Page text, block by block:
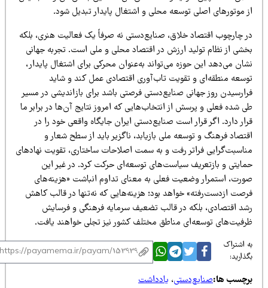
موتورهای اصلی توسعه محلی و اشتغال پایدار تبدیل شود.
چارچوب اقتصاد خلاق، صنایع‌دستی نه صرفاً یک فعالیت هنری، بلکه
از نظام تولید ارزش در اقتصاد محلی و ملی است. تجربه جهانی
می‌دهد این حوزه می‌تواند به‌عنوان محرکی برای اشتغال پایدار،
منطقه‌ای و تقویت تاب‌آوری اقتصادی عمل کند و شاید
روز جهانی صنایع‌دستی فرصتی باشد برای بازاندیشی در مسیر
شده فعلی و پرسش از انتخاب‌هایی که امروز نتایج آن‌ها در برابر ما
دارد. اگر قرار است صنایع‌دستی ایران جایگاه واقعی خود را در
فرهنگ و توسعه ملی بازیابد، ناگزیر باید از سطح شعار و
فراتر رفت و به سمت اصلاحات ساختاری، تقویت نهادهای
و بازتعریف سیاست‌های توسعه‌ای حرکت کرد. در غیر این
استمرار وضعیت فعلی به معنای تداوم انباشت «هزینه‌های
ازدست‌رفته» خواهد بود؛ هزینه‌هایی که نه‌تنها در قالب کاهش
اقتصادی، بلکه در قالب تضعیف سرمایه فرهنگی و فرسایش
توسعه‌ای مناطق مختلف کشور نیز تجلی خواهند یافت.
اشتراک
ها:صنایع‌دستی،یادداشت